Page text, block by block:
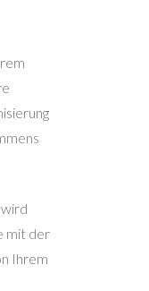
mit der
Ihrem